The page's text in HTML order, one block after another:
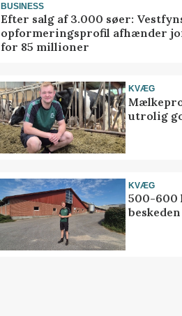
BUSINESS
Efter salg af 3.000 søer:
opformeringsprofil afhænder
for 85 millioner
KVÆG
utrolig
KVÆG
500-600